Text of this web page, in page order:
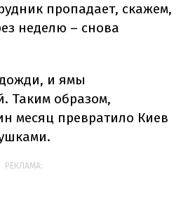
пропадает, скажем,
неделю – снова
и ямы
Таким образом,
месяц превратило Киев
РЕКЛАМА: